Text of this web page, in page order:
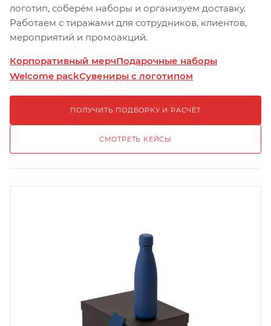
логотип, соберём наборы и организуем доставку.
Работаем с тиражами для сотрудников, клиентов,
мероприятий и промоакций.
Корпоративный мерчПодарочные наборы
Welcome packСувениры с логотипом
ПОЛУЧИТЬ ПОДБОРКУ И РАСЧЁТ
СМОТРЕТЬ КЕЙСЫ